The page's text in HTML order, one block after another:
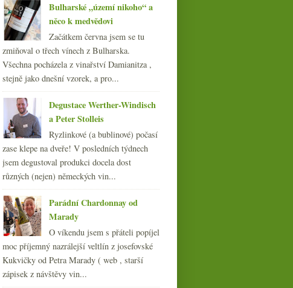
Plastový sud barrique, daň
odmítaná, vinice na Špi...
Výsledky ankety „Co vaše jaterní
testy?“
Nejen vavřinec od Heidi Schröck
Jihozápad Francie nejen s
Montusem
Pinot z Čech, Zweigelt z Itálie
Divoké komentáře odjinud a
otevřený dopis k součas...
Sushi víno & daňovíno
Italská degustace „dovážet a kolik
dáte?“
Bojujeme proti zimě – 3x sherry
►ledna(23)
►2011(252)
►2010(249)
►2009(249)
2008 (270)
►2007(108)
Bulharské „území nikoho“ a
něco k medvědovi
Začátkem června jsem se tu
zmiňoval o třech vínech z Bulharska.
Všechna pocházela z vinařství Damianitza ,
stejně jako dnešní vzorek, a pro...
Degustace Werther-Windisch
a Peter Stolleis
Ryzlinkové (a bublinové) počasí
zase klepe na dveře! V posledních týdnech
jsem degustoval produkci docela dost
různých (nejen) německých vin...
Parádní Chardonnay od
Marady
O víkendu jsem s přáteli popíjel
moc příjemný nazrálejší veltlín z josefovské
Kukvičky od Petra Marady ( web , starší
zápisek z návštěvy vin...